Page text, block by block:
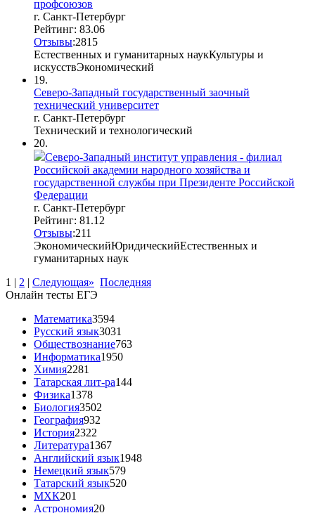
профсоюзов
г. Санкт-Петербург
Рейтинг: 83.06
Отзывы:281 5
Естественных и гуманитарных наукКультуры и
искусствЭкономический
19.
Северо-Западный государственный заочный
технический университет
г. Санкт-Петербург
Технический и технологический
20.
Северо-Западный институт управления - филиал
Российской академии народного хозяйства и
государственной службы при Президенте Российской
Федерации
г. Санкт-Петербург
Рейтинг: 81.12
Отзывы:211
ЭкономическийЮридическийЕстественных и
гуманитарных наук
1 | 2 | Следующая» Последняя
Онлайн тесты ЕГЭ
Математика3594
Русский язык3031
Обществознание763
Информатика1950
Химия2281
Татарская лит-ра144
Физика1378
Биология3502
География932
История2322
Литература1367
Английский язык1948
Немецкий язык579
Татарский язык520
МХК201
Астрономия20